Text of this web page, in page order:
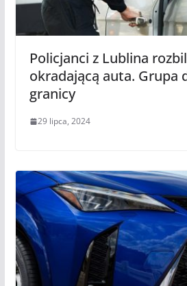
Policjanci z Lublina
okradającą auta. Grupa
granicy
29 lipca, 2024